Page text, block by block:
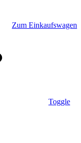
Zum Einkaufswagen
Toggle